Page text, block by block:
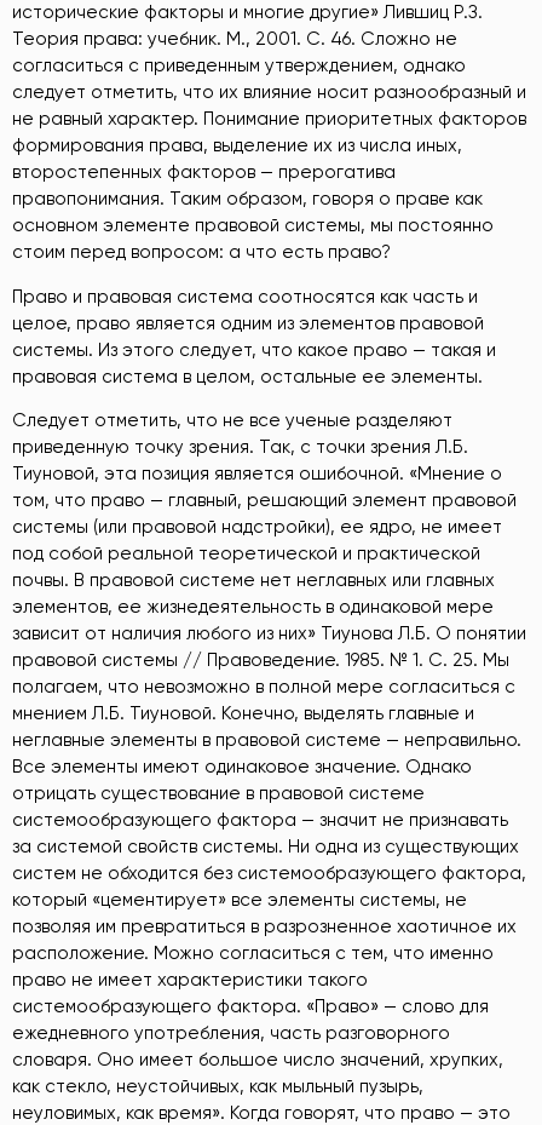
исторические факторы и многие другие» Лившиц Р.З.
Теория права: учебник. М., 2001. С. 46. Сложно не
согласиться с приведенным утверждением, однако
следует отметить, что их влияние носит разнообразный и
не равный характер. Понимание приоритетных факторов
формирования права, выделение их из числа иных,
второстепенных факторов — прерогатива
правопонимания. Таким образом, говоря о праве как
основном элементе правовой системы, мы постоянно
стоим перед вопросом: а что есть право?
Право и правовая система соотносятся как часть и
целое, право является одним из элементов правовой
системы. Из этого следует, что какое право — такая и
правовая система в целом, остальные ее элементы.
Следует отметить, что не все ученые разделяют
приведенную точку зрения. Так, с точки зрения Л.Б.
Тиуновой, эта позиция является ошибочной. «Мнение о
том, что право — главный, решающий элемент правовой
системы (или правовой надстройки), ее ядро, не имеет
под собой реальной теоретической и практической
почвы. В правовой системе нет неглавных или главных
элементов, ее жизнедеятельность в одинаковой мере
зависит от наличия любого из них» Тиунова Л.Б. О понятии
правовой системы // Правоведение. 1985. № 1. С. 25. Мы
полагаем, что невозможно в полной мере согласиться с
мнением Л.Б. Тиуновой. Конечно, выделять главные и
неглавные элементы в правовой системе — неправильно.
Все элементы имеют одинаковое значение. Однако
отрицать существование в правовой системе
системообразующего фактора — значит не признавать
за системой свойств системы. Ни одна из существующих
систем не обходится без системообразующего фактора,
который «цементирует» все элементы системы, не
позволяя им превратиться в разрозненное хаотичное их
расположение. Можно согласиться с тем, что именно
право не имеет характеристики такого
системообразующего фактора. «Право» — слово для
ежедневного употребления, часть разговорного
словаря. Оно имеет большое число значений, хрупких,
как стекло, неустойчивых, как мыльный пузырь,
неуловимых, как время». Когда говорят, что право — это